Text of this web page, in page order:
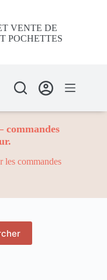
VENTE DE
POCHETTES
commandes
les commandes